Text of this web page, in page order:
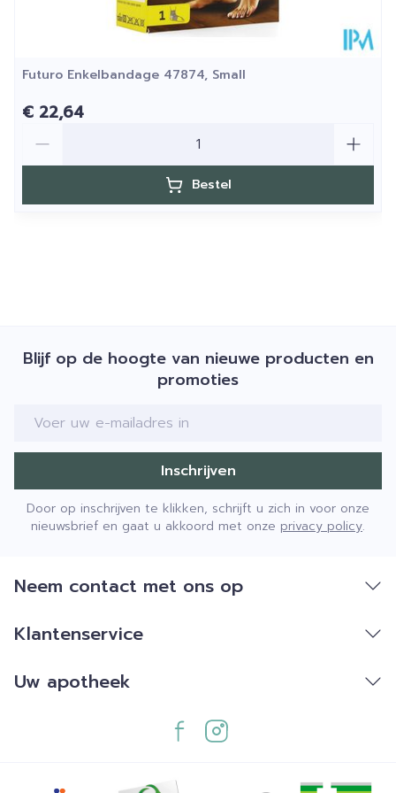
Futuro Enkelbandage 47874, Small
€ 22,64
Bestel
Blijf op de hoogte van nieuwe producten en
promoties
E-mail adres
Inschrijven
Door op inschrijven te klikken, schrijft u zich in voor onze
nieuwsbrief en gaat u akkoord met onze privacy policy.
Neem contact met ons op
Klantenservice
Uw apotheek